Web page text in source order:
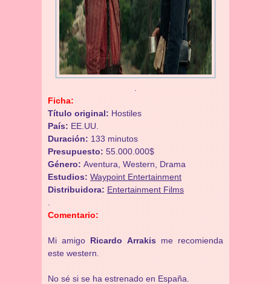
Ficha:
Título original: Hostiles
País: EE.UU.
Duración: 133 minutos
Presupuesto: 55.000.000$
Género: Aventura, Western, Drama
Estudios: Waypoint Entertainment
Distribuidora: Entertainment Films
Comentario:
Mi amigo Ricardo Arrakis me recomienda
este western.
No sé si se ha estrenado en España.